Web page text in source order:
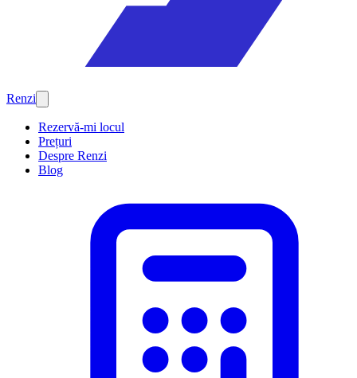
Renzi
Rezervă-mi locul
Prețuri
Despre Renzi
Blog